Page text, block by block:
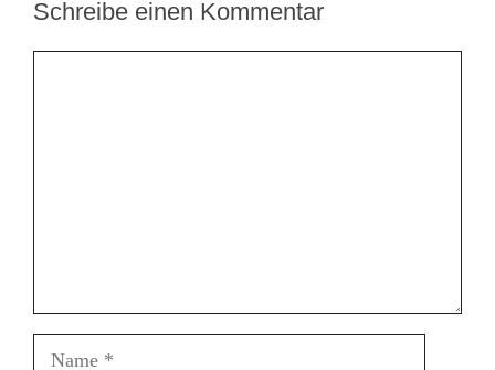
Schreibe einen Kommentar